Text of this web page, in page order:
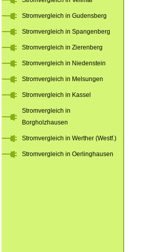
Stromvergleich in Gudensberg
Stromvergleich in Spangenberg
Stromvergleich in Zierenberg
Stromvergleich in Niedenstein
Stromvergleich in Melsungen
Stromvergleich in Kassel
Stromvergleich in
Borgholzhausen
Stromvergleich in Werther (Westf.)
Stromvergleich in Oerlinghausen